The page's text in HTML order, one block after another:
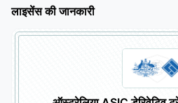
लाइसेंस की जानकारी